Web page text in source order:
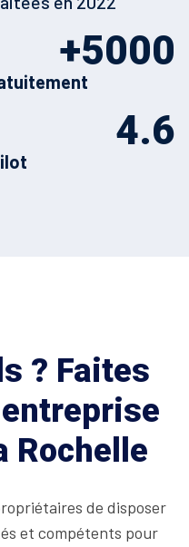
5000
+
4.6
? Faites
Rochelle
de disposer
et compétents pour